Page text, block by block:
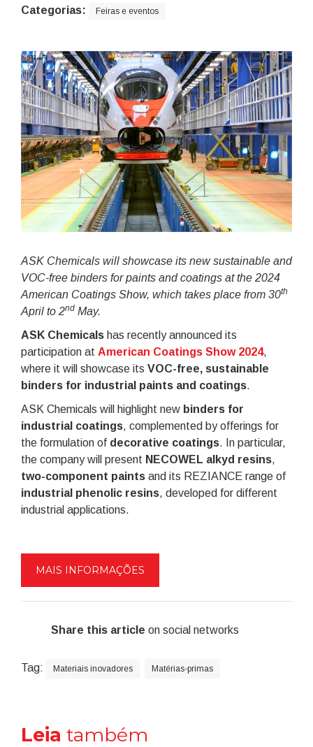
Categorias:
Feiras e eventos
ASK Chemicals will showcase its new sustainable and
VOC-free binders for paints and coatings at the 2024
American Coatings Show, which takes place from 30th
April to 2nd May.
ASK Chemicals has recently announced its
participation at American Co atings Show 2024,
where it will showcase its VOC-free, sustainable
binders for industrial paints and coatings.
ASK Chemicals will highlight new binders for
industrial coatings, complemented by offerings for
the formulation of decorative coatings. In particular,
the company will present NECOWEL alkyd resins,
two-component paints and its REZIANCE range of
industrial phenolic resins, developed for different
industrial applications.
MAIS INFORMAÇÕES
Share this article on social networks
Tag: Materiais inovadores Matérias-primas
Leia também